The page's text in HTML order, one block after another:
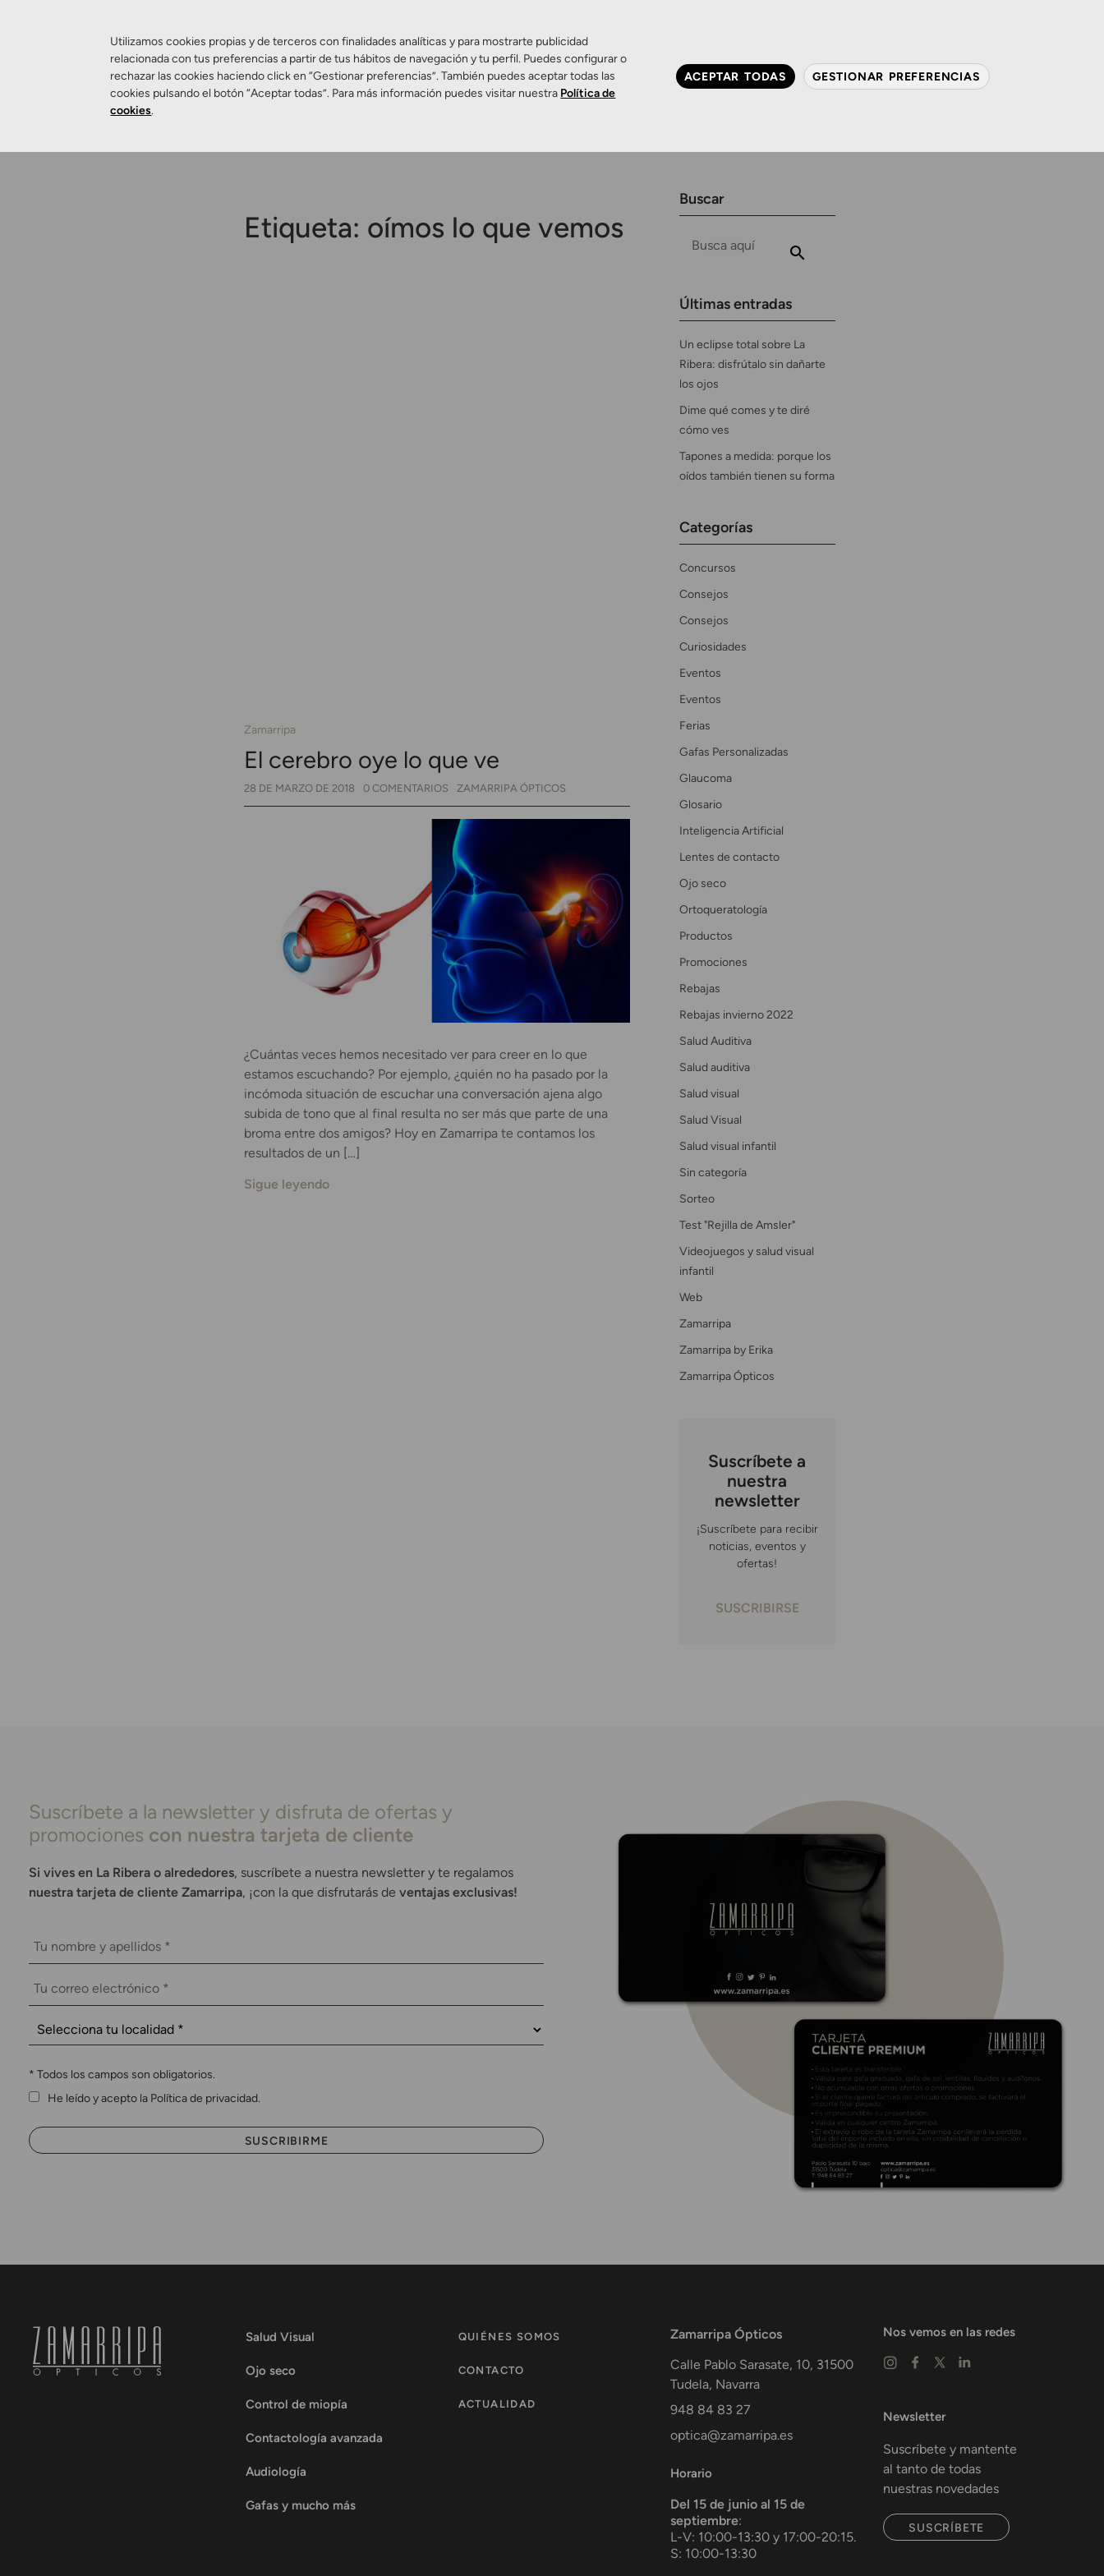
Salud Visual Ojo seco Control de miopía Contactología avanzada Audiología Gafas y mucho más
Etiqueta: oímos lo que vemos
Zamarripa
El cerebro oye lo que ve
28 DE MARZO DE 2018 0 COMENTARIOS ZAMARRIPA ÓPTICOS
¿Cuántas veces hemos necesitado ver para creer en lo que
estamos escuchando? Por ejemplo, ¿quién no ha pasado por la
incómoda situación de escuchar una conversación ajena algo
subida de tono que al final resulta no ser más que parte de una
broma entre dos amigos? Hoy en Zamarripa te contamos los
resultados de un […]
Sigue leyendo
Buscar
Últimas entradas
Un eclipse total sobre La
Ribera: disfrútalo sin dañarte
los ojos
Dime qué comes y te diré
cómo ves
Tapones a medida: porque los
oídos también tienen su forma
Categorías
Concursos
Consejos
Consejos
Curiosidades
Eventos
Eventos
Ferias
Gafas Personalizadas
Glaucoma
Glosario
Inteligencia Artificial
Lentes de contacto
Ojo seco
Ortoqueratología
Productos
Promociones
Rebajas
Rebajas invierno 2022
Salud Auditiva
Salud auditiva
Salud visual
Salud Visual
Salud visual infantil
Sin categoría
Sorteo
Test "Rejilla de Amsler"
Videojuegos y salud visual
infantil
Web
Zamarripa
Zamarripa by Erika
Zamarripa Ópticos
Suscríbete a
nuestra
newsletter
¡Suscríbete para recibir
noticias, eventos y
ofertas!
SUSCRIBIRSE
Suscríbete a la newsletter y disfruta de ofertas y
promociones con nuestra tarjeta de cliente
Si vives en La Ribera o alrededores, suscríbete a nuestra newsletter y te regalamos
nuestra tarjeta de cliente Zamarripa, ¡con la que disfrutarás de ventajas exclusivas!
* Todos los campos son obligatorios.
He leído y acepto la Política de privacidad.
Salud Visual
Ojo seco
Control de miopía
Contactología avanzada
Audiología
Gafas y mucho más
QUIÉNES SOMOS
CONTACTO
ACTUALIDAD
Zamarripa Ópticos
Calle Pablo Sarasate, 10, 31500
Tudela, Navarra
948 84 83 27
optica@zamarripa.es
Horario
Del 15 de junio al 15 de
septiembre:
L-V: 10:00-13:30 y 17:00-20:15.
S: 10:00-13:30
Nos vemos en las redes
Newsletter
Suscríbete y mantente
al tanto de todas
nuestras novedades
SUSCRÍBETE
Utilizamos cookies propias y de terceros con finalidades analíticas y para mostrarte publicidad
relacionada con tus preferencias a partir de tus hábitos de navegación y tu perfil. Puedes configurar o
rechazar las cookies haciendo click en “Gestionar preferencias”. También puedes aceptar todas las
cookies pulsando el botón “Aceptar todas”. Para más información puedes visitar nuestra Política de
cookies.
ACEPTAR TODAS GESTIONAR PREFERENCIAS